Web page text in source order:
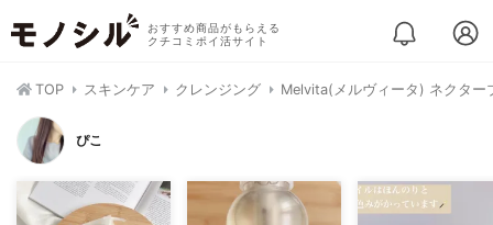
おすすめ商品がもらえる
クチコミポイ活サイト
TOP スキンケア クレンジング Melvita(メルヴィータ) ネクター
ぴこ